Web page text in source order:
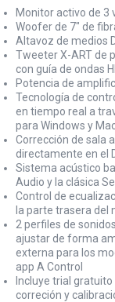
Monitor activo de 3
Woofer de 7" de
Altavoz de medios
Tweeter X-ART de
con guía de ondas
Potencia de
Tecnología de
en tiempo real a
para Windows y
Corrección de sala
directamente en el
Sistema acústico
Audio y la clásica
Control de
la parte trasera del
2 perfiles de
ajustar de forma
externa para los
app A Control
Incluye trial
correción y